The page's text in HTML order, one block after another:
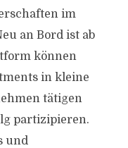
im
an Bord ist ab
können
in kleine
tätigen
partizipieren.
und